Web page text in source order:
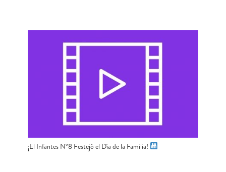
¡El Infantes N°8 Festejó el Día de la Familia!